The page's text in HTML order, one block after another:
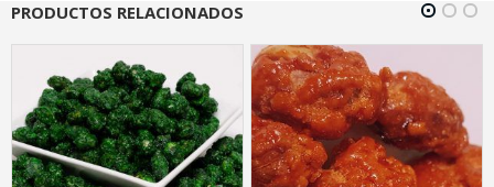
PRODUCTOS RELACIONADOS